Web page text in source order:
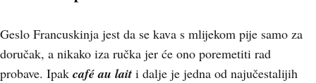
Geslo Francuskinja jest da se kava s mlijekom pije samo za
doručak, a nikako iza ručka jer će ono poremetiti rad
probave. Ipak café au lait i dalje je jedna od najučestalijih